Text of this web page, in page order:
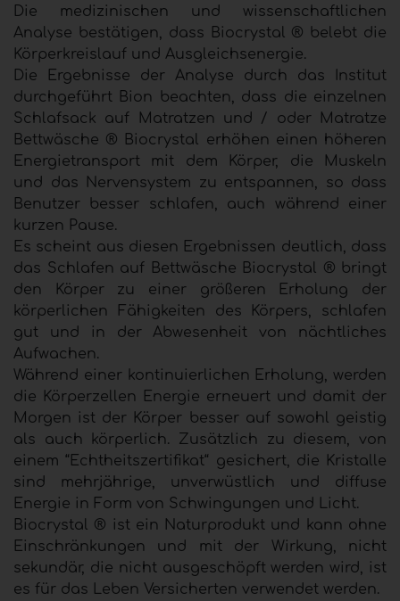
Die medizinischen und wissenschaftlichen
Analyse bestätigen, dass Biocrystal ® belebt die
Körperkreislauf und Ausgleichsenergie.
Die Ergebnisse der Analyse durch das Institut
durchgeführt Bion beachten, dass die einzelnen
Schlafsack auf Matratzen und / oder Matratze
Bettwäsche ® Biocrystal erhöhen einen höheren
Energietransport mit dem Körper, die Muskeln
und das Nervensystem zu entspannen, so dass
Benutzer besser schlafen, auch während einer
kurzen Pause.
Es scheint aus diesen Ergebnissen deutlich, dass
das Schlafen auf Bettwäsche Biocrystal ® bringt
den Körper zu einer größeren Erholung der
körperlichen Fähigkeiten des Körpers, schlafen
gut und in der Abwesenheit von nächtliches
Aufwachen.
Während einer kontinuierlichen Erholung, werden
die Körperzellen Energie erneuert und damit der
Morgen ist der Körper besser auf sowohl geistig
als auch körperlich. Zusätzlich zu diesem, von
einem “Echtheitszertifikat“ gesichert, die Kristalle
sind mehrjährige, unverwüstlich und diffuse
Energie in Form von Schwingungen und Licht.
Biocrystal ® ist ein Naturprodukt und kann ohne
Einschränkungen und mit der Wirkung, nicht
sekundär, die nicht ausgeschöpft werden wird, ist
es für das Leben Versicherten verwendet werden.